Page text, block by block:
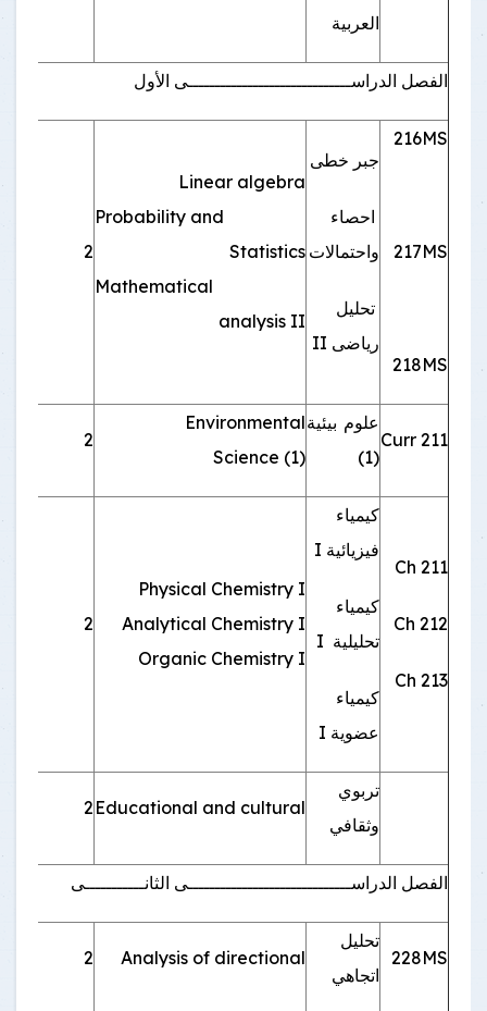
العربية
الفصل الدراســــــــــــــــــــــــــــــى الأول
216MS
217MS
218MS
جبر خطى
احصاء
واحتمالات
تحليل
رياضى II
Linear algebra
Probability and
Statistics
Mathematical
analysis II
2
211 Curr
علوم بيئية
(1)
Environmental
Science (1)
2
Ch 211
Ch 212
Ch 213
كيمياء
فيزيائية I
كيمياء
تحليلية I
كيمياء
عضوية I
Physical Chemistry I
Analytical Chemistry I
Organic Chemistry I
2
تربوي
وثقافي
Educational and cultural
2
الفصل الدراســــــــــــــــــــــــــــــى الثانـــــــــــى
228MS
تحليل
اتجاهي
Analysis of directional
2